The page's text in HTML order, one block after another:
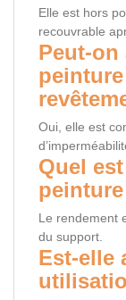
Elle est hors
recouvrable
Peut-
Oui, elle est
Quel
Le rendement
du support.
Est-elle